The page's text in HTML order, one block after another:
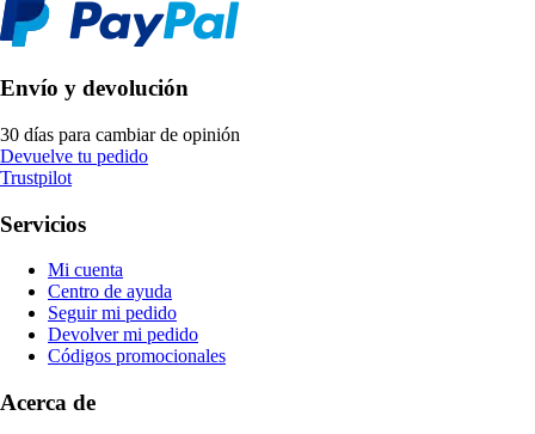
Envío y devolución
30 días para cambiar de opinión
Devuelve tu pedido
Trustpilot
Servicios
Mi cuenta
Centro de ayuda
Seguir mi pedido
Devolver mi pedido
Códigos promocionales
Acerca de